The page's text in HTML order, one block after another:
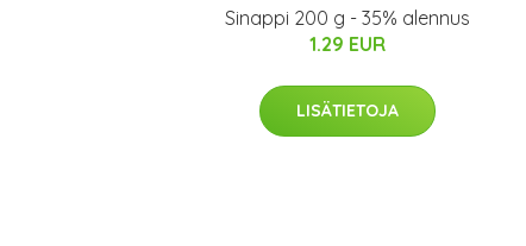
Sinappi 200 g - 35% alennus
1.29 EUR
LISÄTIETOJA